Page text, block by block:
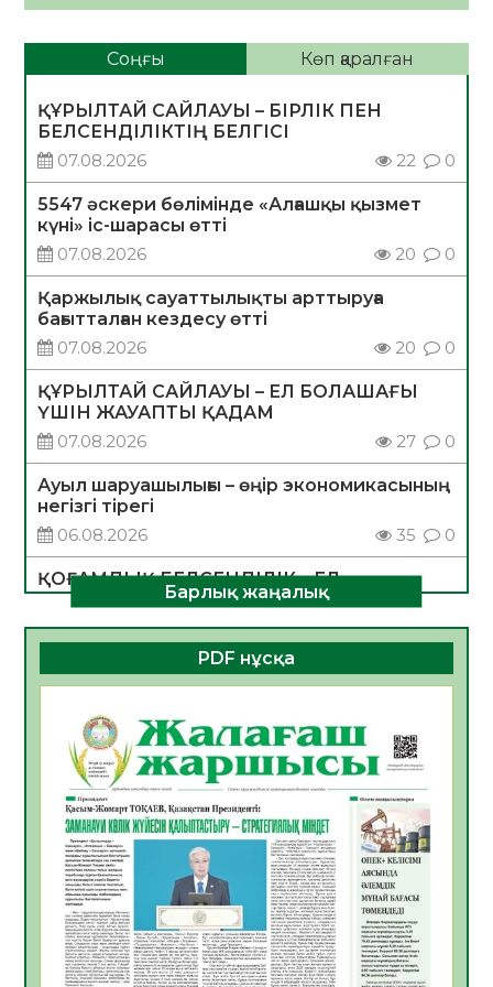
Соңғы Көп қаралған
ҚҰРЫЛТАЙ САЙЛАУЫ – БІРЛІК ПЕН
БЕЛСЕНДІЛІКТІҢ БЕЛГІСІ
07.08.2026
22 0
5547 әскери бөлімінде «Алғашқы қызмет
күні» іс-шарасы өтті
07.08.2026
20 0
Қаржылық сауаттылықты арттыруға
бағытталған кездесу өтті
07.08.2026
20 0
ҚҰРЫЛТАЙ САЙЛАУЫ – ЕЛ БОЛАШАҒЫ
ҮШІН ЖАУАПТЫ ҚАДАМ
07.08.2026
27 0
Ауыл шаруашылығы – өңір экономикасының
негізгі тірегі
06.08.2026
35 0
ҚОҒАМДЫҚ БЕЛСЕНДІЛІК – ЕЛ
ДАМУЫНЫҢ НЕГІЗІ
06.08.2026
32 0
ҚҰРЫЛТАЙ САЙЛАУЫ – БОЛАШАҚҚА
06.08.2026
Инфекциялық ауруларға қарсы иммундау
жұмыстарының тиімділігі
06.08.2026
36
Көкжөтел ауруы туралы
06.08.2026
33
АПВ вакцинасы туралы мәлімет
06.08.2026
33
Барлық жаңалық
PDF нұсқа